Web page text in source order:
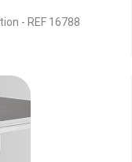
- REF 16788